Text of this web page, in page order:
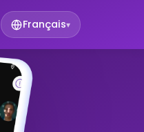
Français▾